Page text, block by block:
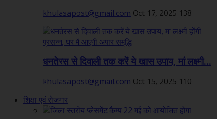
khulasapost@gmail.com Oct 17, 2025 138
धनतेरस से दिवाली तक करें ये खास उपाय, मां लक्ष्मी...
khulasapost@gmail.com Oct 15, 2025 110
शिक्षा एवं रोजगार